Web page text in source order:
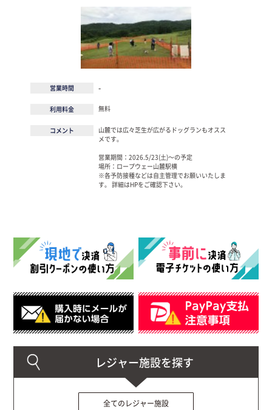
営業時間 -
利用料金 無料
コメント
山麓では広々芝生が広がるドッグランもオスス
メです。
営業期間：2026.5/23(土)〜の予定
場所：ロープウェー山麓駅横
※各予防接種などは自主管理でお願いいたしま
す。 詳細はHPをご確認下さい。
全てのレジャー施設